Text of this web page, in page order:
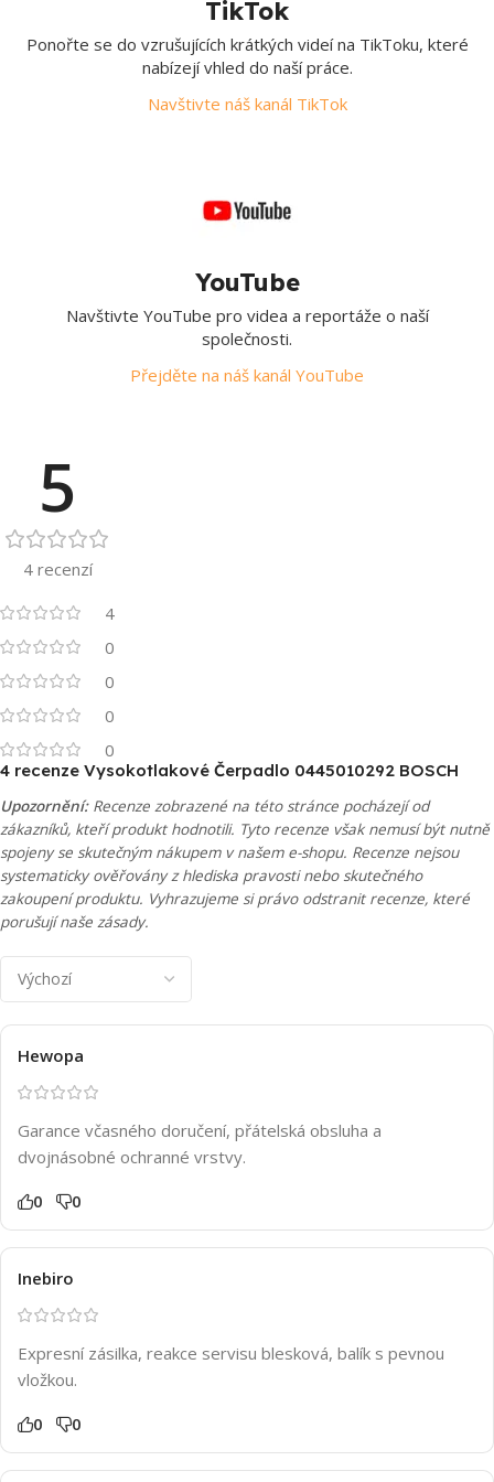
TikTok
Ponořte se do vzrušujících krátkých videí na TikToku, které
nabízejí vhled do naší práce.
Navštivte náš kanál TikTok
YouTube
Navštivte YouTube pro videa a reportáže o naší
společnosti.
Přejděte na náš kanál YouTube
5
4 recenzí
4
0
0
0
0
4 recenze Vysokotlakové Čerpadlo 0445010292 BOSCH
Upozornění:Recenze zobrazené na této stránce pocházejí od
zákazníků, kteří produkt hodnotili. Tyto recenze však nemusí být nutně
spojeny se skutečným nákupem v našem e-shopu. Recenze nejsou
systematicky ověřovány z hlediska pravosti nebo skutečného
zakoupení produktu. Vyhrazujeme si právo odstranit recenze, které
porušují naše zásady.
Hewopa
Garance včasného doručení, přátelská obsluha a
dvojnásobné ochranné vrstvy.
0 0
Inebiro
Expresní zásilka, reakce servisu blesková, balík s pevnou
vložkou.
0 0